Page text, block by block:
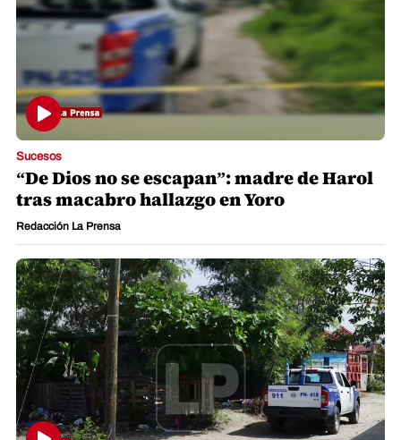
Sucesos
“De Dios no se escapan”: madre de Harol
tras macabro hallazgo en Yoro
Redacción La Prensa